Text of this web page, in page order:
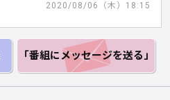
2020/08/06（木）18:15
「番組にメッセージを送る」